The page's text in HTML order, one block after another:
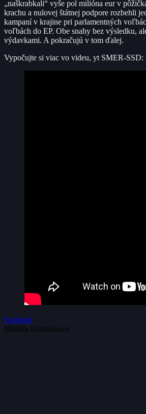
„naškrabkali“ vyše pol milióna eur v
krachu a nulovej štátnej podpore rozbehli
kampaní v krajine pri parlamentných
voľbách do EP. Obe snahy bez výsledku,
výdavkami. A pokračujú v tom ďalej.
Vypočujte si viac vo videu, yt SMER-SSD:
Featured
Matilda Dzurinková